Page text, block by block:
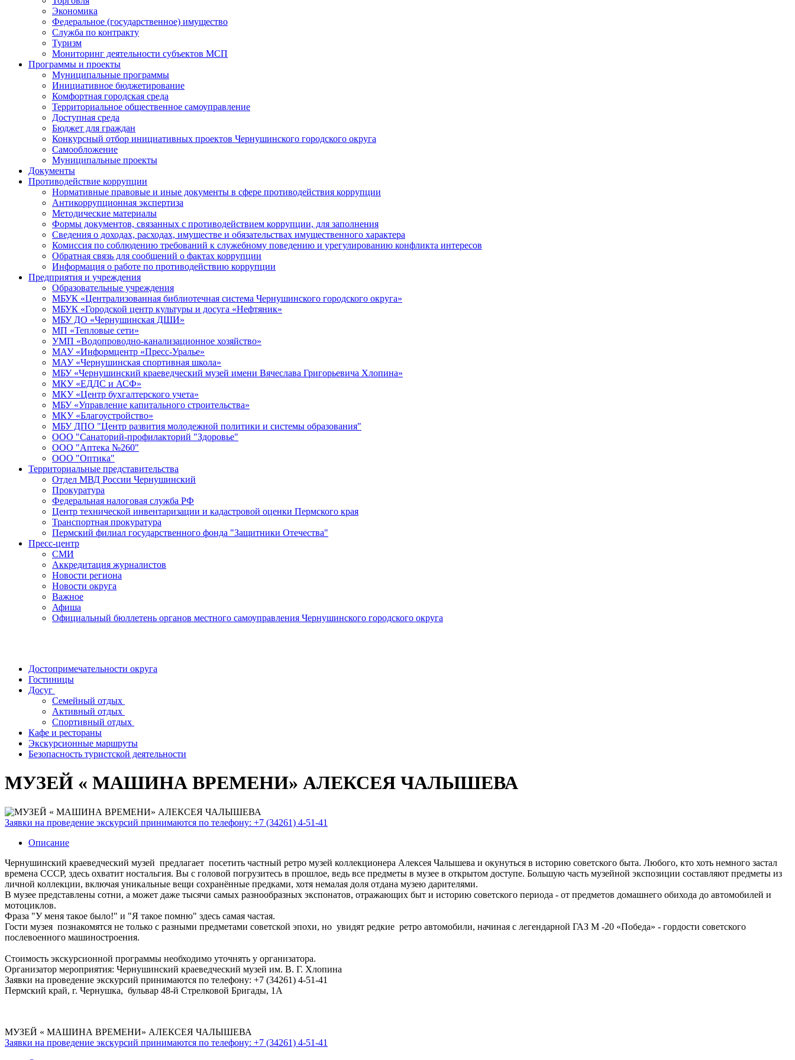
Экономика
Федеральное (государственное) имущество
Служба по контракту
Туризм
Мониторинг деятельности субъектов МСП
Программы и проекты
Муниципальные программы
Инициативное бюджетирование
Комфортная городская среда
Территориальное общественное самоуправление
Доступная среда
Бюджет для граждан
Конкурсный отбор инициативных проектов Чернушинского городского округа
Самообложение
Муниципальные проекты
Документы
Противодействие коррупции
Нормативные правовые и иные документы в сфере противодействия коррупции
Антикоррупционная экспертиза
Методические материалы
Формы документов, связанных с противодействием коррупции, для заполнения
Сведения о доходах, расходах, имуществе и обязательствах имущественного характера
Комиссия по соблюдению требований к служебному поведению и урегулированию конфликта интересов
Обратная связь для сообщений о фактах коррупции
Информация о работе по противодействию коррупции
Предприятия и учреждения
Образовательные учреждения
МБУК «Централизованная библиотечная система Чернушинского городского округа»
МБУК «Городской центр культуры и досуга «Нефтяник»
МБУ ДО «Чернушинская ДШИ»
МП «Тепловые сети»
УМП «Водопроводно-канализационное хозяйство»
МАУ «Информцентр «Пресс-Уралье»
МАУ «Чернушинская спортивная школа»
МБУ «Чернушинский краеведческий музей имени Вячеслава Григорьевича Хлопина»
МКУ «ЕДДС и АСФ»
МКУ «Центр бухгалтерского учета»
МБУ «Управление капитального строительства»
МКУ «Благоустройство»
МБУ ДПО "Центр развития молодежной политики и системы образования"
ООО "Санаторий-профилакторий "Здоровье"
ООО "Аптека №260"
ООО "Оптика"
Территориальные представительства
Отдел МВД России Чернушинский
Прокуратура
Федеральная налоговая служба РФ
Центр технической инвентаризации и кадастровой оценки Пермского края
Транспортная прокуратура
Пермский филиал государственного фонда "Защитники Отечества"
Пресс-центр
СМИ
Аккредитация журналистов
Новости региона
Новости округа
Важное
Афиша
Официальный бюллетень органов местного самоуправления Чернушинского городского округа
Достопримечательности округа
Гостиницы
Досуг
Семейный отдых
Активный отдых
Спортивный отдых
Кафе и рестораны
Экскурсионные маршруты
Безопасность туристской деятельности
МУЗЕЙ « МАШИНА ВРЕМЕНИ» АЛЕКСЕЯ ЧАЛЫШЕВА
Заявки на проведение экскурсий принимаются по телефону: +7 (34261) 4-51-41
Описание
Чернушинский краеведческий музей предлагает посетить частный ретро музей коллекционера Алексея Чалышева и окунуться в историю советского быта. Любого, кто хоть немного застал
времена СССР, здесь охватит ностальгия. Вы с головой погрузитесь в прошлое, ведь все предметы в музее в открытом доступе. Большую часть музейной экспозиции составляют предметы из
личной коллекции, включая уникальные вещи сохранённые предками, хотя немалая доля отдана музею дарителями.
В музее представлены сотни, а может даже тысячи самых разнообразных экспонатов, отражающих быт и историю советского периода - от предметов домашнего обихода до автомобилей и
мотоциклов.
Фраза "У меня такое было!" и "Я такое помню" здесь самая частая.
Гости музея познакомятся не только с разными предметами советской эпохи, но увидят редкие ретро автомобили, начиная с легендарной ГАЗ М -20 «Победа» - гордости советского
послевоенного машиностроения.
Стоимость экскурсионной программы необходимо уточнять у организатора.
Организатор мероприятия: Чернушинский краеведческий музей им. В. Г. Хлопина
Заявки на проведение экскурсий принимаются по телефону: +7 (34261) 4-51-41
Пермский край, г. Чернушка, бульвар 48-й Стрелковой Бригады, 1А
МУЗЕЙ « МАШИНА ВРЕМЕНИ» АЛЕКСЕЯ ЧАЛЫШЕВА
Заявки на проведение экскурсий принимаются по телефону: +7 (34261) 4-51-41